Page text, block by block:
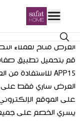
APP15 خصم 15% على أول طلب عبر التطبيق
احصل على خصم 15% على أول طلب باستخدام رمز الخصم APP15 -
العرض متاح لعملاء
قم بتحميل تطبيق
APP15 للاستفادة من العرض. -
العرض ساري فقط على
على الموقع
يسري الخصم على جميع